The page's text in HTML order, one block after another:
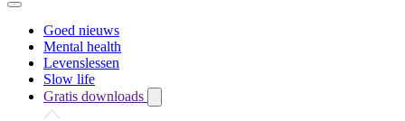
Goed nieuws
Mental health
Levenslessen
Slow life
Gratis downloads